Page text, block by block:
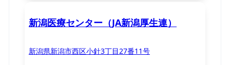
新潟医療センター（JA新潟厚生連）
新潟県新潟市西区小針3丁目27番11号